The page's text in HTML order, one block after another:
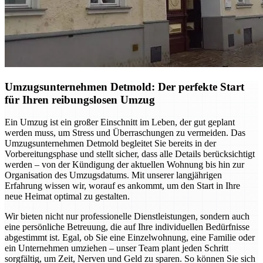
Umzugsunternehmen Detmold: Der perfekte Start
für Ihren reibungslosen Umzug
Ein Umzug ist ein großer Einschnitt im Leben, der gut geplant
werden muss, um Stress und Überraschungen zu vermeiden. Das
Umzugsunternehmen Detmold begleitet Sie bereits in der
Vorbereitungsphase und stellt sicher, dass alle Details berücksichtigt
werden – von der Kündigung der aktuellen Wohnung bis hin zur
Organisation des Umzugsdatums. Mit unserer langjährigen
Erfahrung wissen wir, worauf es ankommt, um den Start in Ihre
neue Heimat optimal zu gestalten.
Wir bieten nicht nur professionelle Dienstleistungen, sondern auch
eine persönliche Betreuung, die auf Ihre individuellen Bedürfnisse
abgestimmt ist. Egal, ob Sie eine Einzelwohnung, eine Familie oder
ein Unternehmen umziehen – unser Team plant jeden Schritt
sorgfältig, um Zeit, Nerven und Geld zu sparen. So können Sie sich